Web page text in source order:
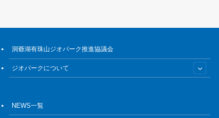
洞爺湖有珠山ジオパーク推進協議会
ジオパークについて
NEWS一覧